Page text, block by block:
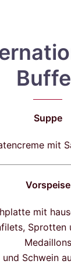
Suppe
mit
Vorspeise
mit
Sprotten
Medaillons
und Schwein